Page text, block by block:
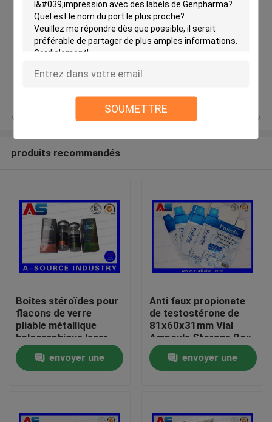
SOUMETTRE
Maison
Au sujet de nous
Laserbox 10ml de panneau de
carte d'injection de conception
d'emballage enferme dans une
labels de Genpharma
produits recommandés
Boîtes stéroïdes pour
flacons de verre
pliable métallique
holographique laser
Étiquette des boîtes
pharmaceutiques
envoyer une
Anti faux propionate
de testostérone de
81x60x31mm Vial
Ampoule Storage Box
For 1ml
envoyer une